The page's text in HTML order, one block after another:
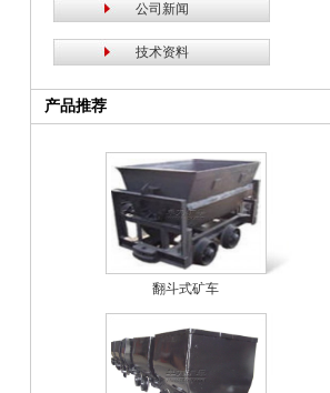
公司新闻
技术资料
产品推荐
翻斗式矿车